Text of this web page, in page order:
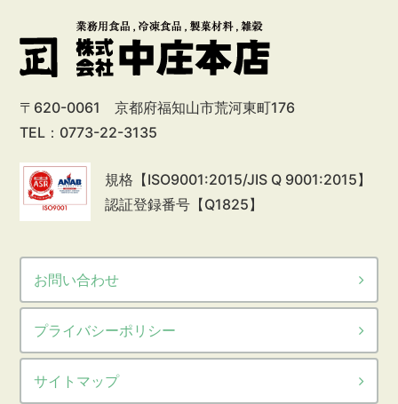
〒620-0061 京都府福知山市荒河東町176
TEL：0773-22-3135
規格【ISO9001:2015/JIS Q 9001:2015】
認証登録番号【Q1825】
お問い合わせ
プライバシーポリシー
サイトマップ